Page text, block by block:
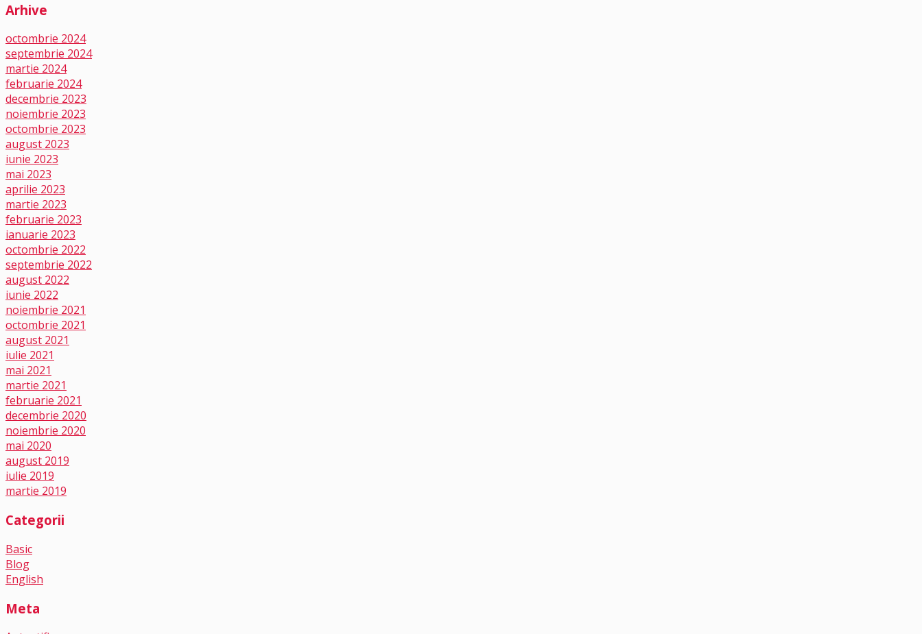
Arhive
octombrie 2024
septembrie 2024
martie 2024
februarie 2024
decembrie 2023
noiembrie 2023
octombrie 2023
august 2023
iunie 2023
mai 2023
aprilie 2023
martie 2023
februarie 2023
ianuarie 2023
octombrie 2022
septembrie 2022
august 2022
iunie 2022
noiembrie 2021
octombrie 2021
august 2021
iulie 2021
mai 2021
martie 2021
februarie 2021
decembrie 2020
noiembrie 2020
mai 2020
august 2019
iulie 2019
martie 2019
Categorii
Basic
Blog
English
Meta